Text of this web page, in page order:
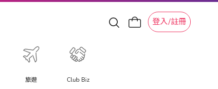
登入/註冊
旅遊 Club Biz